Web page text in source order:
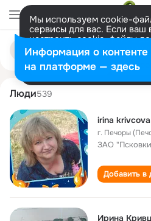
Мы используем cookie-
сервисы для вас. Если ваш
настроить cookie-файлы
представитель. Больше
Разрешить все
Поиск
людям
irina krivtsova
Люди539
irina krivcova
г. Печоры
ЗАО
Добавить в
Ирина
Информация о контенте
на платформе — здесь